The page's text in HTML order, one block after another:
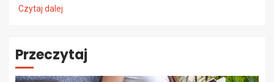
Czytaj dalej
Przeczytaj